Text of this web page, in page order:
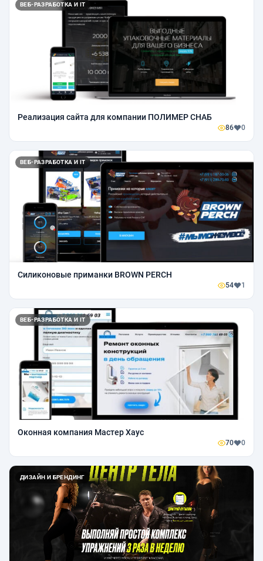
ВЕБ-РАЗРАБОТКА И IT
Реализация сайта для компании ПОЛИМЕР СНАБ
86 0
ВЕБ-РАЗРАБОТКА И IT
Силиконовые приманки BROWN PERCH
54 1
ВЕБ-РАЗРАБОТКА И IT
Оконная компания Мастер Хаус
70 0
ДИЗАЙН И БРЕНДИНГ